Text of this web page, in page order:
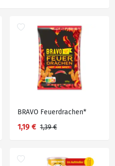
BRAVO Feuer­drachen*
1,19 € 1,39 €